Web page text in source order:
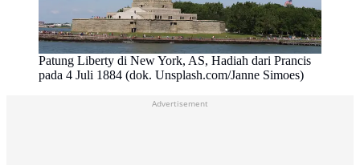
Patung Liberty di New York, AS, Hadiah dari Prancis
pada 4 Juli 1884 (dok. Unsplash.com/Janne Simoes)
Advertisement